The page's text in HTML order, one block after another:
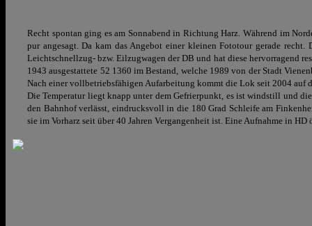
Recht spontan ging es am Sonnabend in Richtung Harz. Während im
pur angesagt. Da kam das Angebot einer kleinen Fototour gerade recht.
Leichtschnellzug- bzw. Eilzugwagen der DB und hat diese hervorragend
1943 ausgestattete 52 1360 im Bestand, welche 1989 von der Stadt
Nach einer vollbetriebsfähigen Aufarbeitung kommt die Lok seit 2004 auf
Die Temperatur liegt knapp unter dem Gefrierpunkt, es ist windstill und
den Bahnhof verlässt, eindrucksvoll in die 180 Grad Schleife am
sie im Vorharz seit über 40 Jahren Vergangenheit ist. Eine Aufnahme in